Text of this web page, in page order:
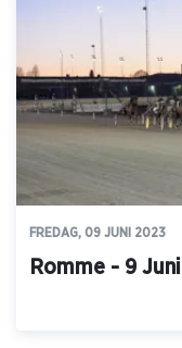
FREDAG, 09 JUNI 2023
Romme - 9 Juni